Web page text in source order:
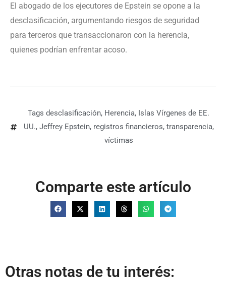
El abogado de los ejecutores de Epstein se opone a la
desclasificación, argumentando riesgos de seguridad
para terceros que transaccionaron con la herencia,
quienes podrían enfrentar acoso.
Tags desclasificación, Herencia, Islas Vírgenes de EE.
UU., Jeffrey Epstein, registros financieros, transparencia,
víctimas
Comparte este artículo
Otras notas de tu interés: